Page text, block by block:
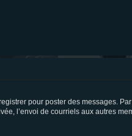
pour poster des messages.
l’envoi de courriels aux autres